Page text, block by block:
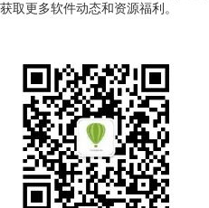
获取更多软件动态和资源福利。